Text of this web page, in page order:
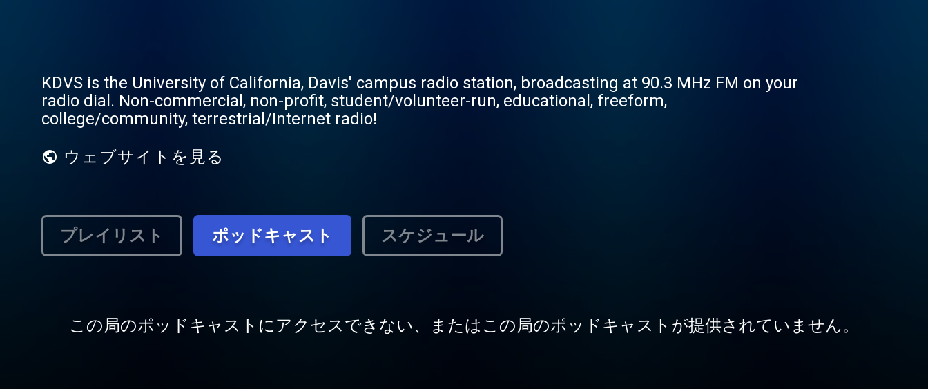
KDVS is the University of California, Davis' campus radio station, broadcasting at 90.3 MHz FM on your
radio dial. Non-commercial, non-profit, student/volunteer-run, educational, freeform,
college/community, terrestrial/Internet radio!
ウェブサイトを見る
プレイリスト ポッドキャスト スケジュール
この局のポッドキャストにアクセスできない、またはこの局のポッドキャストが提供されていません。